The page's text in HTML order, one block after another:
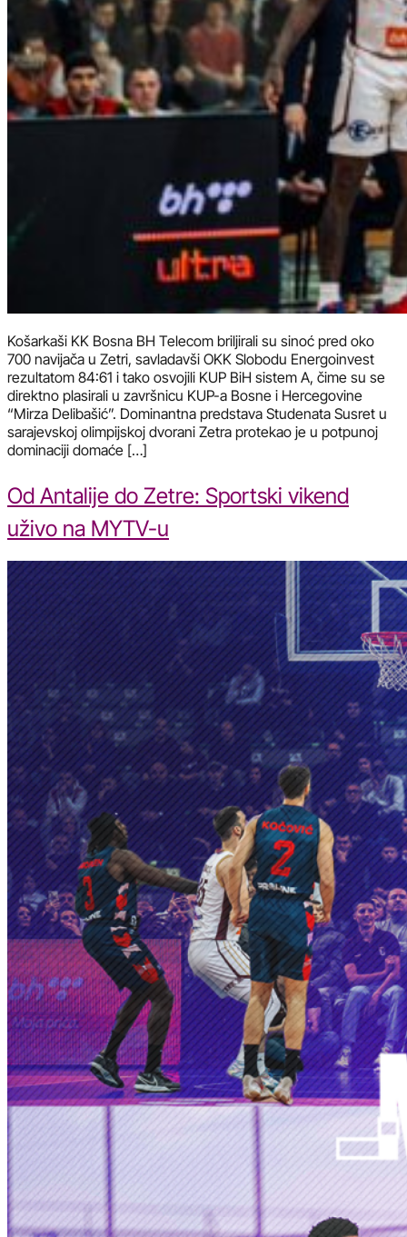
Košarkaši KK Bosna BH Telecom briljirali su sinoć pred oko
700 navijača u Zetri, savladavši OKK Slobodu Energoinvest
rezultatom 84:61 i tako osvojili KUP BiH sistem A, čime su se
direktno plasirali u završnicu KUP-a Bosne i Hercegovine
“Mirza Delibašić”. Dominantna predstava Studenata Susret u
sarajevskoj olimpijskoj dvorani Zetra protekao je u potpunoj
dominaciji domaće […]
Od Antalije do Zetre: Sportski vikend
uživo na MYTV-u